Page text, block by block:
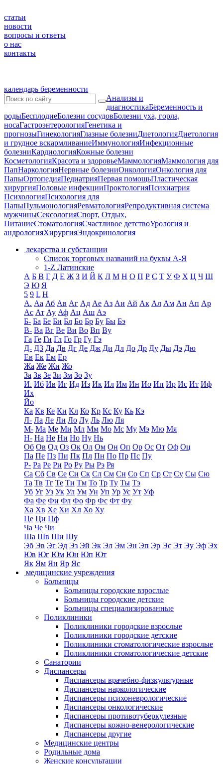
статьи
новости
вопросы и ответы
о нас
контакты
календарь беременности
Анализы и
диагностикаБеременность и
родыБесплодиеБолезни сосудовБолезни уха, горла,
носаГастроэнтерологияГенетика и
прогнозыГинекологияГлазные болезниДиетологияДиетология
и грудное вскармливаниеИммунологияИнфекционные
болезниКардиологияКожные болезни
КосметологияКрасота и здоровьеМаммологияМаммология для
ПапНаркологияНервные болезниОнкологияОнкология для
ПапыОртопедияПедиатрияПервая помощьПластическая
хирургияПоловые инфекцииПроктологияПсихиатрия
ПсихологияПсихология для
ПапыПульмонологияРевматологияРепродуктивная система
мужчиныСексологияСпорт, Отдых,
ПитаниеСтоматологияСчастливое детствоУрология и
андрологияХирургияЭндокринология
лекарства и субстанции
Список торговых названий на буквы А-Я
1-Z Латинские
А Б В Г Д Е Ж З И Й К Л М Н О П Р С Т У Ф Х Ц Ч Ш
Э Ю Я
5 9 L H
А. Аа Аб Ав Аг Ад Ае Аз Аи Ай Ак Ал Ам Ан Ап Ар
Ас Ат Ау Аф Ац Аш Аэ
Б- Ба Бе Би Бл Бо Бр Бу Бы Бэ
В- Ва Вг Ве Ви Во Вп Ву
Га Ге Ги Гл Го Гр Гу Гэ
Д- Д3 Да Дв Дг Де Дж Ди Дл До Др Ду Ды Дэ Дю
Ев Ек Ем Ер
Жа Же Жи Жо
За Зв Зе Зи Зм Зо Зу
И. Иб Ив Иг Ид Из Ик Ил Им Ин Ио Ип Ир Ис Ит Иф
Их
Йо
Ка Кв Ке Ки Кл Ко Кр Кс Ку Кь Кэ
Л- Ла Ле Ли Ло Лу Ль Лю Ля
М- Ма Ме Ми Мл Мм Мо Мс Му Мэ Мю Мя
Н- На Не Ни Но Ну Нь
Об Ов Од Оз Ок Ол Ом Он Оп Ор Ос От Оф Оц
Па Пе Пз Пи Пк Пл Пн По Пр Пс Пу
Р- Ра Ре Ри Ро Ру Ры Рэ Ря
Са Сб Св Се Си Ск Сл См Сн Со Сп Ср Ст Су Сы Сю
Та Тв Тг Те Ти Тм То Тр Ту Ты Тэ
Уб Уг Уз Ук Ул Ум Ун Уп Ур Ус Ут Уф
Фа Фе Фи Фл Фо Фр Фс Фт Фу
Ха Хв Хе Хи Хл Хо Ху
Це Ци Цф
Ча Че Чи
Ша Шв Ши Шу
Эб Эв Эг Эд Эз Эй Эк Эл Эм Эн Эп Эр Эс Эт Эу Эф Эх
Юв Юг Юм Юн Юп Ют
Як Ям Ян Яр Яс
медицинские учреждения
Больницы
Больницы городские взрослые
Больницы городские детские
Больницы специализированные
Поликлиники
Поликлиники городские взрослые
Поликлиники городские детские
Поликлиники стоматологические взрослые
Поликлиники стоматологические детские
Санатории
Диспансеры
Диспансеры врачебно-физкультурные
Диспансеры наркологические
Диспансеры психоневрологические
Диспансеры онкологические
Диспансеры противотуберкулезные
Диспансеры кожно-венерологические
Диспансеры другие
Медицинские центры
Родильные дома
Женские консультации